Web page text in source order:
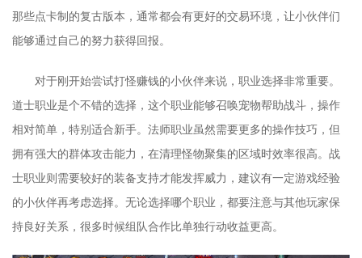
那些点卡制的复古版本，通常都会有更好的交易环境，让小伙伴们
能够通过自己的努力获得回报。
对于刚开始尝试打怪赚钱的小伙伴来说，职业选择非常重要。
道士职业是个不错的选择，这个职业能够召唤宠物帮助战斗，操作
相对简单，特别适合新手。法师职业虽然需要更多的操作技巧，但
拥有强大的群体攻击能力，在清理怪物聚集的区域时效率很高。战
士职业则需要较好的装备支持才能发挥威力，建议有一定游戏经验
的小伙伴再考虑选择。无论选择哪个职业，都要注意与其他玩家保
持良好关系，很多时候组队合作比单独行动收益更高。